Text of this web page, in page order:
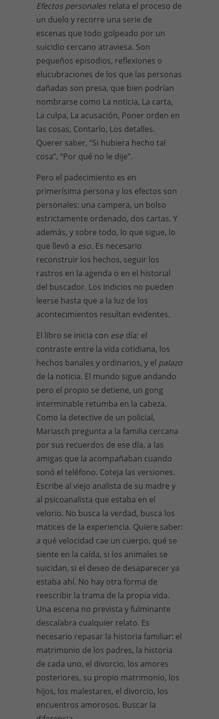
Efectos personales relata el proceso de
un duelo y recorre una serie de
escenas que todo golpeado por un
suicidio cercano atraviesa. Son
pequeños episodios, reflexiones o
elucubraciones de los que las personas
dañadas son presa, que bien podrían
nombrarse como La noticia, La carta,
La culpa, La acusación, Poner orden en
las cosas, Contarlo, Los detalles.
Querer saber, “Si hubiera hecho tal
cosa”, “Por qué no le dije”.
Pero el padecimiento es en
primerísima persona y los efectos son
personales: una campera, un bolso
estrictamente ordenado, dos cartas. Y
además, y sobre todo, lo que sigue, lo
que llevó a eso. Es necesario
reconstruir los hechos, seguir los
rastros en la agenda o en el historial
del buscador. Los indicios no pueden
leerse hasta que a la luz de los
acontecimientos resultan evidentes.
El libro se inicia con ese día: el
contraste entre la vida cotidiana, los
hechos banales y ordinarios, y el palazo
de la noticia. El mundo sigue andando
pero el propio se detiene, un gong
interminable retumba en la cabeza.
Como la detective de un policial,
Mariasch pregunta a la familia cercana
por sus recuerdos de ese día, a las
amigas que la acompañaban cuando
sonó el teléfono. Coteja las versiones.
Escribe al viejo analista de su madre y
al psicoanalista que estaba en el
velorio. No busca la verdad, busca los
matices de la experiencia. Quiere saber:
a qué velocidad cae un cuerpo, qué se
siente en la caída, si los animales se
suicidan, si el deseo de desaparecer ya
estaba ahí. No hay otra forma de
reescribir la trama de la propia vida.
Una escena no prevista y fulminante
descalabra cualquier relato. Es
necesario repasar la historia familiar: el
matrimonio de los padres, la historia
de cada uno, el divorcio, los amores
posteriores, su propio matrimonio, los
hijos, los malestares, el divorcio, los
encuentros amorosos. Buscar la